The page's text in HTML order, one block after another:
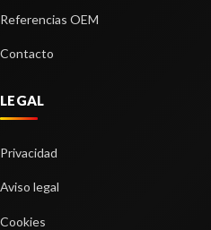
Referencias OEM
Contacto
LEGAL
Privacidad
Aviso legal
Cookies